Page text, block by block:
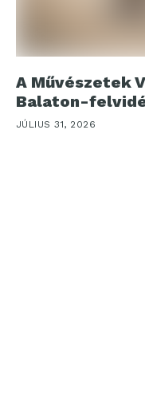
A Művészetek
Balaton-
JÚLIUS 31, 2026